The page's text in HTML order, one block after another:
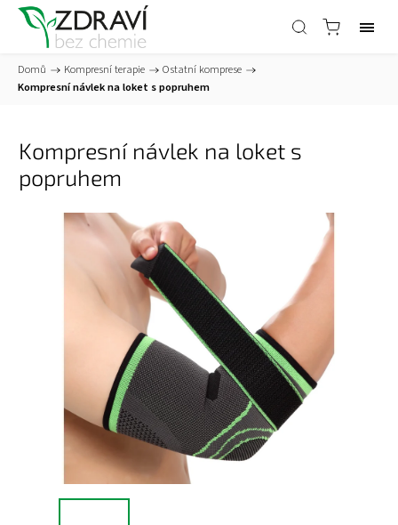
Domů / Kompresní terapie / Ostatní komprese /
Kompresní návlek na loket s popruhem
Kompresní návlek na loket s
popruhem